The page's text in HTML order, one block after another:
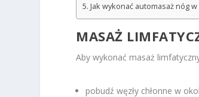
Jak wykonać automasaż nóg
MASAŻ
Aby wykonać masaż
pobudź węzły chłonne w